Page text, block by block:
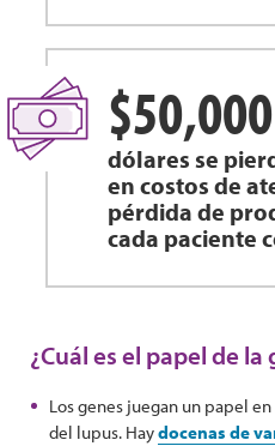
$50,000
dólares se
en costos de
pérdida de
cada paciente
¿Cuál es el papel de
Los genes juegan un papel
del lupus. Haydocenas de